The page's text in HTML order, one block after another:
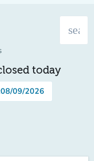
today
08/09/2026